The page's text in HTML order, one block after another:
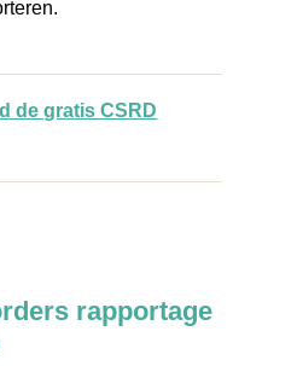
de gratis CSRD
rapportage